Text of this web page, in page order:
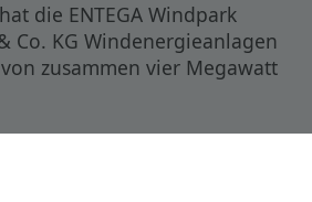
die ENTEGA Windpark
Co. KG Windenergieanlagen
zusammen vier Megawatt